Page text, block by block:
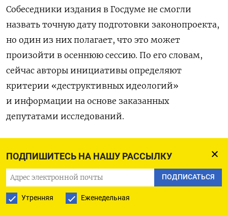
ПОДПИШИТЕСЬ НА НАШУ РАССЫЛКУ
ПОДПИСАТЬСЯ
Утренняя Еженедельная
Собеседники издания в Госдуме не смогли
назвать точную дату подготовки законопроекта,
но один из них полагает, что это может
произойти в осеннюю сессию. По его словам,
сейчас авторы инициативы определяют
критерии «деструктивных идеологий»
и информации на основе заказанных
депутатами исследований.
заявилао подготовке законопроекта о запрете
распространения «деструктивной
информации».